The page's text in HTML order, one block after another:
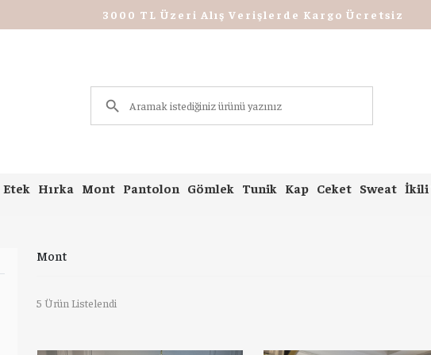
3000 TL Üzeri Alış Verişlerde Kargo Ücretsiz
Etek Hırka Mont Pantolon Gömlek Tunik Kap Ceket Sweat İkili
Mont
5 Ürün Listelendi